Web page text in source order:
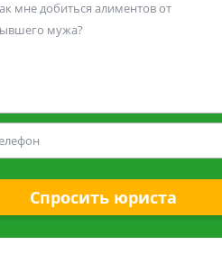
Спросить юриста